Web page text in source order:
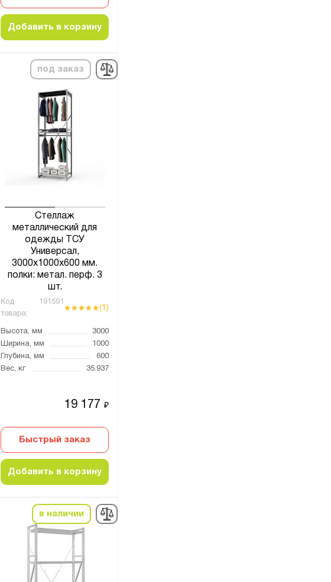
Добавить в корзину
под заказ
Стеллаж
металлический для
одежды ТСУ
Универсал,
3000х1000х600 мм.
полки: метал. перф. 3
шт.
Код
товара:
191591
(1)
Высота, мм
3000
Ширина, мм
1000
Глубина, мм
600
Вес, кг
35.937
19 177 ₽
Быстрый заказ
Добавить в корзину
в наличии